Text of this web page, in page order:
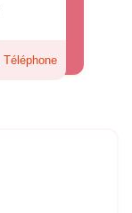
Téléphone